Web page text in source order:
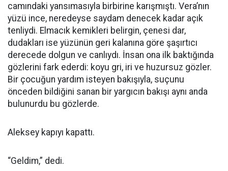
camındaki yansımasıyla birbirine karışmıştı. Vera’nın
yüzü ince, neredeyse saydam denecek kadar açık
tenliydi. Elmacık kemikleri belirgin, çenesi dar,
dudakları ise yüzünün geri kalanına göre şaşırtıcı
derecede dolgun ve canlıydı. İnsan ona ilk baktığında
gözlerini fark ederdi: koyu gri, iri ve huzursuz gözler.
Bir çocuğun yardım isteyen bakışıyla, suçunu
önceden bildiğini sanan bir yargıcın bakışı aynı anda
bulunurdu bu gözlerde.
Aleksey kapıyı kapattı.
“Geldim,” dedi.